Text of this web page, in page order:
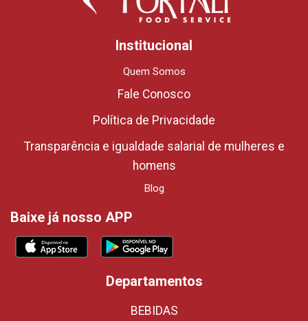
Institucional
Quem Somos
Fale Conosco
Política de Privacidade
Transparência e igualdade salarial de mulheres e
homens
Blog
Baixe já nosso APP
Departamentos
BEBIDAS